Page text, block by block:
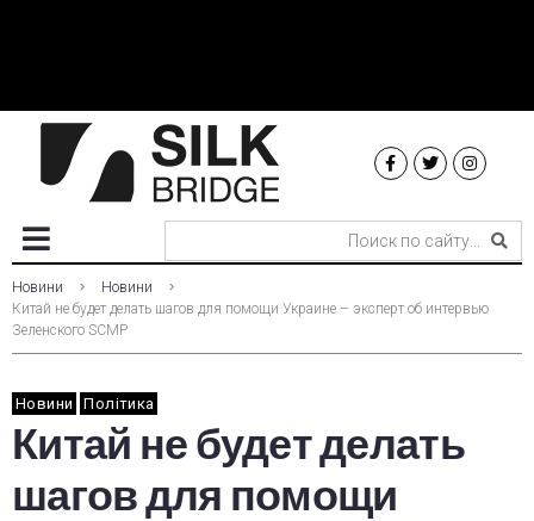
Новини
Новини
Китай не будет делать шагов для помощи Украине – эксперт об интервью
Зеленского SCMP
Новини Політика
Китай не будет делать
шагов для помощи